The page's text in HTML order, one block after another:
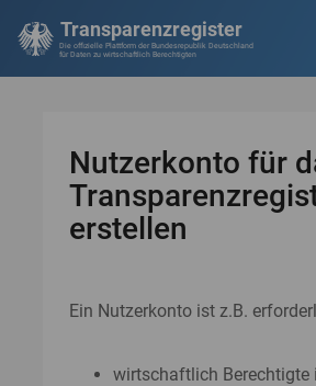
Transparenzregister
Die offizielle Plattform der Bundesrepublik Deutschland
für Daten zu wirtschaftlich Berechtigten
Nutzerkonto für
erstellen
Ein Nutzerkonto ist z.B.
wirtschaftlich Berechtigte